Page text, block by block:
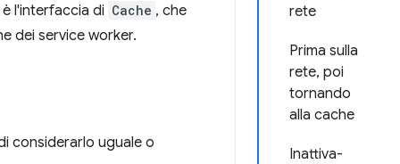
rete
Prima sulla
rete, poi
tornando
alla cache
Inattiva-
l'interfaccia di Cache , che
dei service worker.
considerarlo uguale o